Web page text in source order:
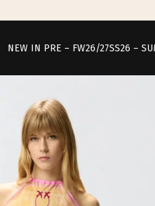
NEW IN PRE – FW26/27SS26 –